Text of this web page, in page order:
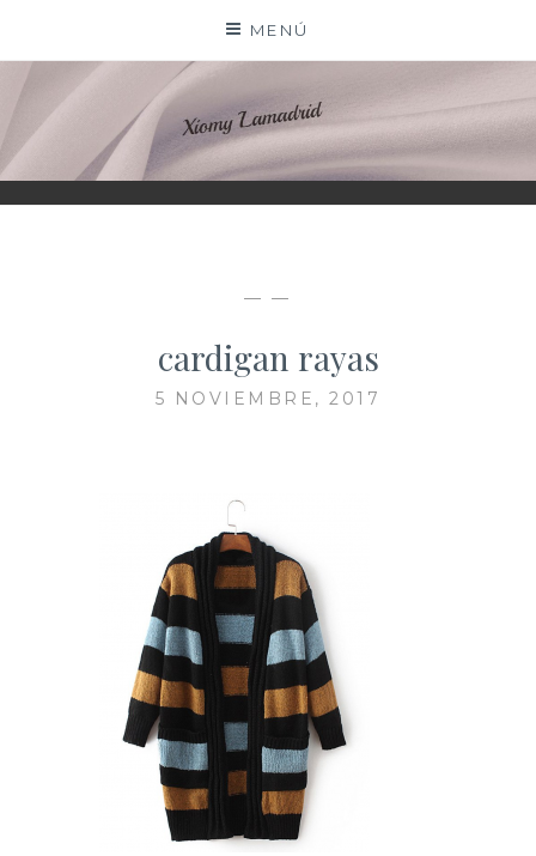
contenido
MENÚ
XIOMY LAMADRID
— —
cardigan rayas
5 NOVIEMBRE, 2017